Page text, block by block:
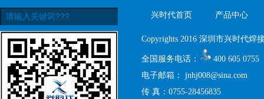
兴时代首页 产品中心
Copyrights 2016 深圳市兴时代焊
全国服务电话：
400 605 0755
电子邮箱： jnhj008@sina.com
传 真：0755-28456835